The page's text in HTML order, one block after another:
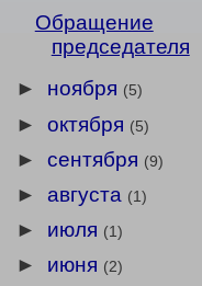
Обращение
председателя
► ноября (5)
►октября (5)
►сентября (9)
►августа (1)
► июля (1)
► июня (2)